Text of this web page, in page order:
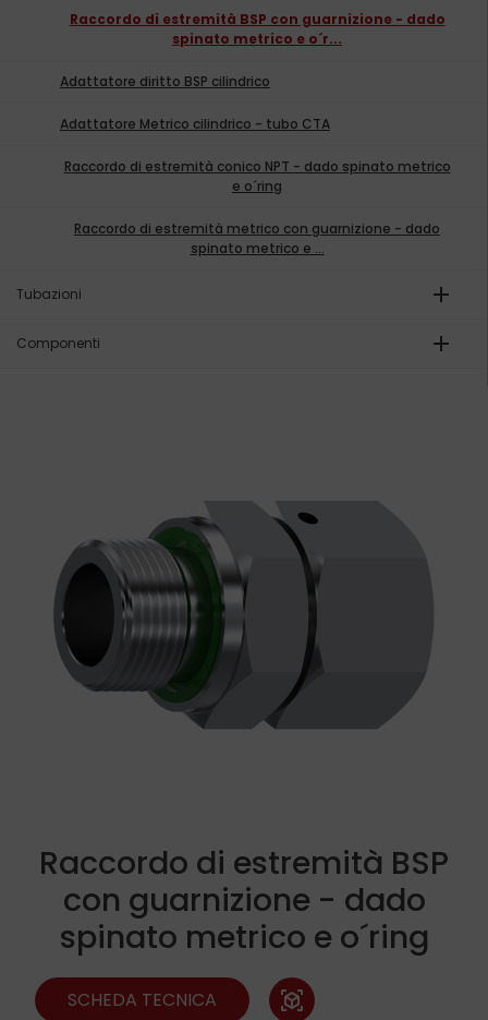
Raccordo di estremità BSP con guarnizione - dado
spinato metrico e o´r...
Adattatore diritto BSP cilindrico
Adattatore Metrico cilindrico - tubo CTA
Raccordo di estremità conico NPT - dado spinato metrico
e o´ring
Raccordo di estremità metrico con guarnizione - dado
spinato metrico e ...
Tubazioni add
Componenti add
Raccordo di estremità BSP
con guarnizione - dado
spinato metrico e o´ring
SCHEDA TECNICA view_in_ar